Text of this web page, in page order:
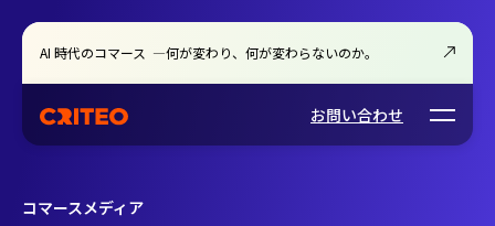
AI 時代のコマース ―何が変わり、何が変わらないのか。
お問い合わせ Open
コマースメディア